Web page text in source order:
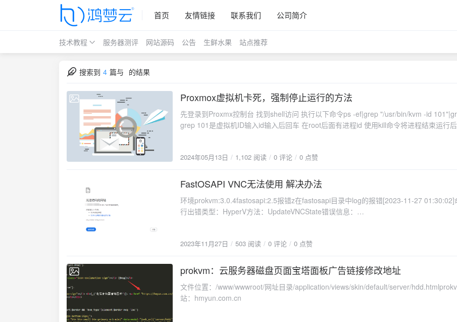
首页 友情链接 联系我们 公司简介
技术教程 服务器测评 网站源码 公告 生鲜水果 站点推荐
搜索到 4 篇与 的结果
2024-05-13
Proxmox虚拟机卡死，强制停止运行的方法
先登录到Proxmx控制台 找到shell访问 执行以下命令ps -ef|grep "/usr/bin/kvm -id
grep 101是虚拟机ID输入id输入后回车 在root后面有进程id 使用kill命令将进程结束运行
2024年05月13日 1,102 阅读 0 评论 0 点赞
2023-11-27
FastOSAPI VNC无法使用 解决办法
环境prokvm:3.0.4fastosapi:2.5报错z在fastosapi目录中log的报错[2023-11-27 01:30:02]
行出错类型：HyperV方法：UpdateVNCState错误信息：
System.ComponentModel.Win32Exception: 由于登录失败而无法启动服务。 --- 内部异常堆栈
FastOSAPICore.Setting.HyperV.UpdateVNCState(Hashtable Parameter) --- 内部异常堆栈跟踪
的结尾 --- 在 System.RuntimeMethodHandle.InvokeMethod(Object target, Object[]
arguments, Signature sig, Boolean constructor) 在
System.Reflection.RuntimeMethodInfo.UnsafeInvokeInternal(Object obj, Object[]
2023年11月27日 503 阅读 0 评论 0 点赞
2023-11-20
prokvm：云服务器磁盘页面宝塔面板广告链接修改地址
文件位置：/www/wwwroot/网址目录/application/views/skin/default/server/
站：hmyun.com.cn